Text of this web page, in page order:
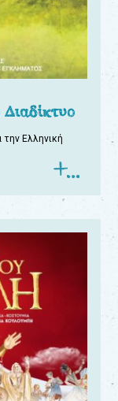
την Ελληνική